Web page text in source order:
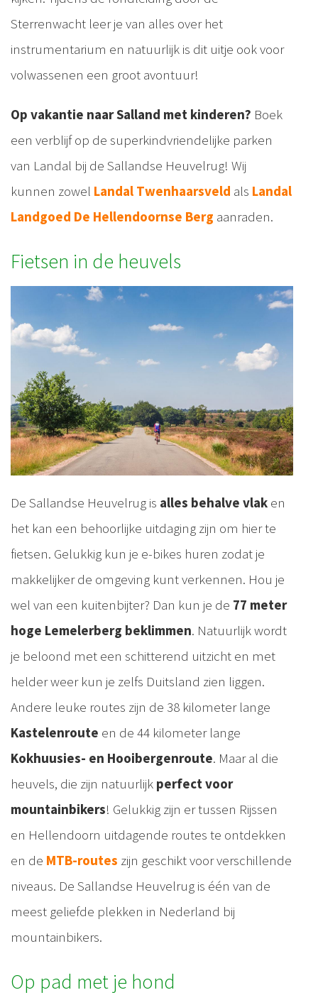
Sterrenwacht leer je van alles over het
instrumentarium en natuurlijk is dit uitje ook voor
volwassenen een groot avontuur!
Op vakantie naar Salland met kinderen? Boek
een verblijf op de superkindvriendelijke parken
van Landal bij de Sallandse Heuvelrug! Wij
kunnen zowel Landal Twenhaarsveld als Landal
Landgoed De Hellendoornse Berg aanraden.
Fietsen in de heuvels
De Sallandse Heuvelrug is alles behalve vlak en
het kan een behoorlijke uitdaging zijn om hier te
fietsen. Gelukkig kun je e-bikes huren zodat je
makkelijker de omgeving kunt verkennen. Hou je
wel van een kuitenbijter? Dan kun je de 77 meter
hoge Lemelerberg beklimmen. Natuurlijk wordt
je beloond met een schitterend uitzicht en met
helder weer kun je zelfs Duitsland zien liggen.
Andere leuke routes zijn de 38 kilometer lange
Kastelenroute en de 44 kilometer lange
Kokhuusies- en Hooibergenroute. Maar al die
heuvels, die zijn natuurlijk perfect voor
mountainbikers! Gelukkig zijn er tussen Rijssen
en Hellendoorn uitdagende routes te ontdekken
en de MTB-routes zijn geschikt voor verschillende
niveaus. De Sallandse Heuvelrug is één van de
meest geliefde plekken in Nederland bij
mountainbikers.
Op pad met je hond